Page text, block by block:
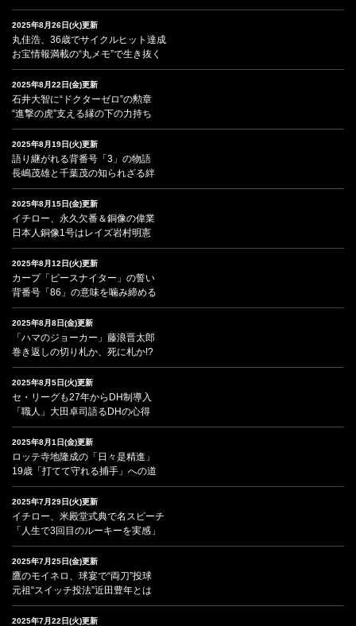
2025年8月26日(火)更新
丸佳浩、36歳でサイクルヒット達成
お宝情報満載の“丸メモ”で生き抜く
2025年8月22日(金)更新
石井大智に“ドクターゼロ”の勲章
“進撃の虎”支える縁の下の力持ち
2025年8月19日(火)更新
語り継がれる背番号「3」の物語
長嶋茂雄と千葉茂の知られざる絆
2025年8月15日(金)更新
イチロー、永久欠番＆銅像の偉業
日本人銅像1号はレイズ岩村明憲
2025年8月12日(火)更新
カープ「ピースナイター」の誓い
背番号「86」の意味を噛み締める
2025年8月8日(金)更新
「ハマのジョーカー」藤浪晋太郎
巻き返しの切り札か、死に札か!?
2025年8月5日(火)更新
セ・リーグも27年からDH制導入
「職人」大田卓司語るDHの心得
2025年8月1日(金)更新
ロッテ寺地隆成の「日々是精進」
19歳「打てて守れる捕手」への道
2025年7月29日(火)更新
イチロー、米殿堂式典で名スピーチ
「人生で3回目のルーキーを実感」
2025年7月25日(金)更新
鷹のモイネロ、球宴で“両刀”投球
元祖“スイッチ投法”近田豊年とは
2025年7月22日(火)更新